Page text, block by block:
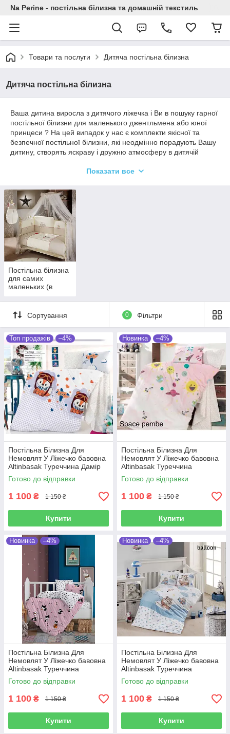
Na Perine - постільна білизна та домашній текстиль
Товари та послуги Дитяча постільна білизна
Дитяча постільна білизна
Ваша дитина виросла з дитячого ліжечка і Ви в пошуку гарної
постільної білизни для маленького джентльмена або юної
принцеси ? На цей випадок у нас є комплекти якісної та
безпечної постільної білизни, які неодмінно порадують Вашу
дитину, створять яскраву і дружню атмосферу в дитячій
новими пригодами і досягненнями!
Показати все
Постільна білизна
для самих
маленьких (в
Сортування 0 Фільтри
Топ продажів –4%
Постільна Білизна Для
Немовлят У Ліжечко бавовна
Altinbasak Туреччина Дамір
Готово до відправки
1 100 ₴ 1 150 ₴
Купити
Новинка –4%
Постільна Білизна Для
Немовлят У Ліжечко бавовна
Altinbasak Туреччина
Готово до відправки
1 100 ₴ 1 150 ₴
Купити
Новинка –4%
Постільна Білизна Для
Немовлят У Ліжечко бавовна
Altinbasak Туреччина
Готово до відправки
1 100 ₴ 1 150 ₴
Купити
Новинка –4%
Постільна Білизна Для
Немовлят У Ліжечко бавовна
Altinbasak Туреччина
Готово до відправки
1 100 ₴ 1 150 ₴
Купити